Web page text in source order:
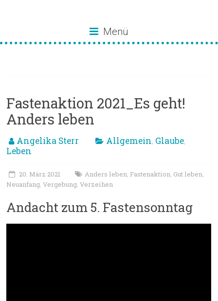
Menü
Fastenaktion 2021_Es geht!
Anders leben
Angelika Sterr Allgemein, Glaube,
Leben
20. März 2021 Anders leben, Fastenaktion, Gut leben,
Neuanfang,Vergebung,Verzeihen
Andacht zum 5. Fastensonntag